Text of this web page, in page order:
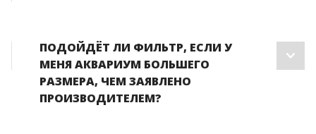
ПОДОЙДЁТ ЛИ ФИЛЬТР, ЕСЛИ У
МЕНЯ АКВАРИУМ БОЛЬШЕГО
РАЗМЕРА, ЧЕМ ЗАЯВЛЕНО
ПРОИЗВОДИТЕЛЕМ?